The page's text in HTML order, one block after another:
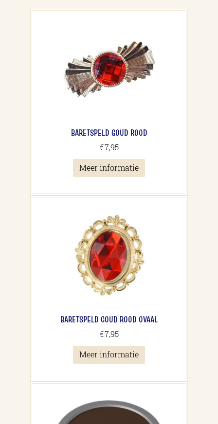
BARETSPELD GOUD ROOD
€7,95
Meer informatie
BARETSPELD GOUD ROOD OVAAL
€7,95
Meer informatie